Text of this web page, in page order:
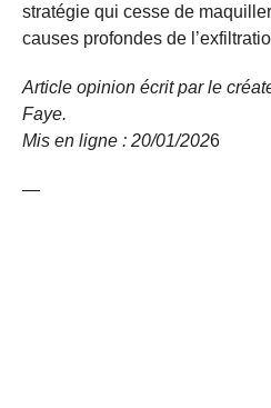
stratégie qui cesse de
causes profondes de
Article opinion écrit par le
Faye.
Mis en ligne : 20/01/2026
—